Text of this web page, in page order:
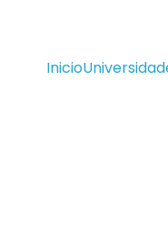
Inicio